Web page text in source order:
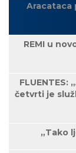
Aracataca
REMI u
četvrti je
„Tako